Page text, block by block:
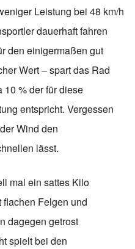
Leistung bei 48 km/h
dauerhaft fahren
den einigermaßen gut
Wert – spart das Rad
10 % der für diese
entspricht. Vergessen
Wind den
lässt.
mal ein sattes Kilo
Felgen und
dagegen getrost
spielt bei den